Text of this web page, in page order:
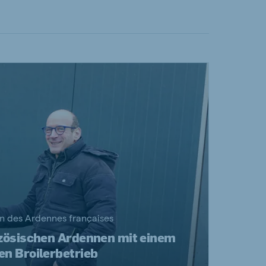
des Ardennes françaises
Ardennen mit einem
Broilerbetrieb